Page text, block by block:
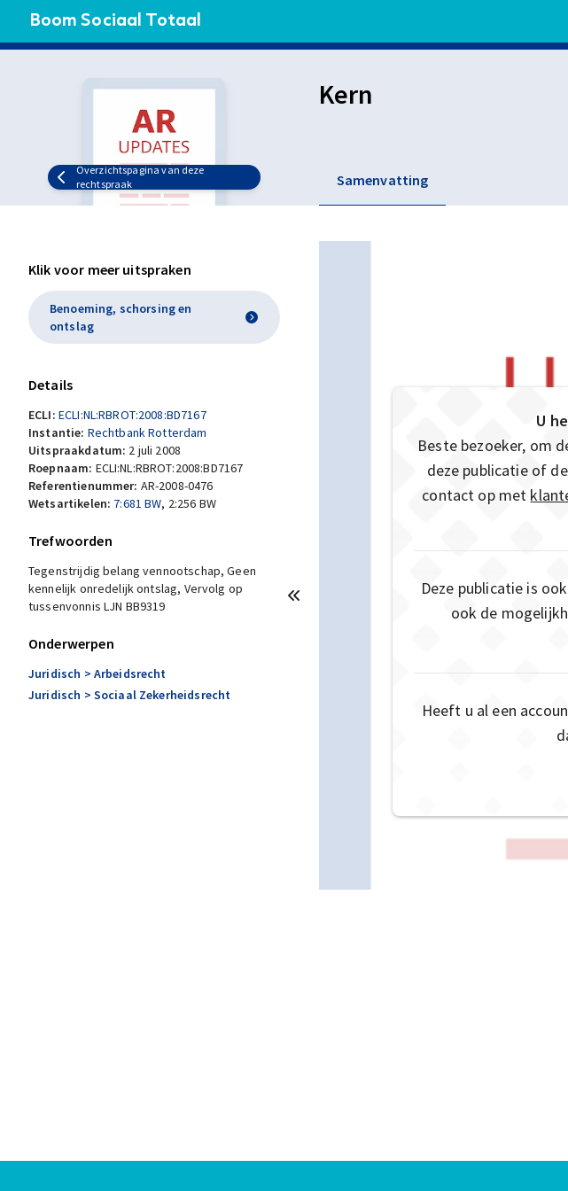
Boom Sociaal Totaal
Overzichtspagina van deze
rechtspraak
Kern
Samenvatting
Klik voor meer uitspraken
Benoeming, schorsing en
ontslag
Details
ECLI: ECLI:NL:RBROT:2008:BD7167
Instantie: Rechtbank Rotterdam
Uitspraakdatum: 2 juli 2008
Roepnaam: ECLI:NL:RBROT:2008:BD7167
Referentienummer: AR-2008-0476
Wetsartikelen: 7:681 BW, 2:256 BW
Trefwoorden
Tegenstrijdig belang vennootschap, Geen
kennelijk onredelijk ontslag, Vervolg op
tussenvonnis LJN BB9319
Onderwerpen
Juridisch > Arbeidsrecht
Juridisch > Sociaal Zekerheidsrecht
U
Beste bezoeker, om
deze publicatie of
contact op met
Deze publicatie is
ook de
Heeft u al een